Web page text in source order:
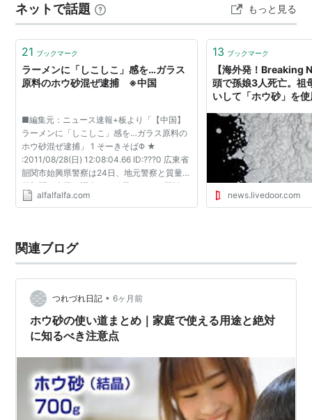
あり店舗による△ 薬局 販売あり大型店舗や通販が探しや
すい 通販Amazon楽天など 販売あり種類豊富ポイント還
元あり ※販売…
ネットで話題 もっと見る
21 ブックマーク
ラーメンに「しこしこ」感を…ガラス
原料のホウ砂混ぜ逮捕 ※中国
■編集元：ニュース速報+板より「【中国】
ラーメンに「しこしこ」感を…ガラス原料の
ホウ砂混ぜ逮捕」 1 そーきそばΦ ★
:2011/08/28(日) 12:08:04.66 ID:???0 広東省
韶関市始興県警察は24日、地元警察と質量監
督部門が合同で調査した結果、ガラス原料や
陶器のうわぐすりなどに用いられることで知
alfalfalfa.com
13 ブックマーク
【海外発！Breaking
頭で孫娘3人死亡。祖
いして「ホウ砂」を
news.livedoor.com
関連ブログ
つれづれ日記 • 6ヶ月前
ホウ砂の使い道まとめ｜家庭で使える用途と絶対
に知るべき注意点